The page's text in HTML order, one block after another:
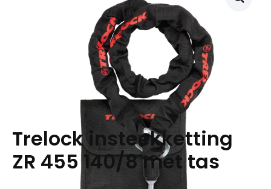
Trelock insteekketting
ZR 455 140/8 met tas